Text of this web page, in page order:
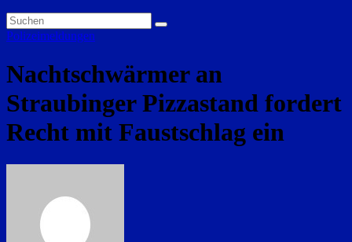
Polizeimeldungen
Nachtschwärmer an
Straubinger Pizzastand fordert
Recht mit Faustschlag ein